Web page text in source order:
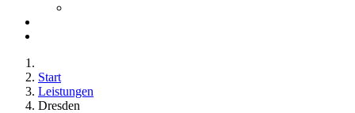
Start
Leistungen
Dresden